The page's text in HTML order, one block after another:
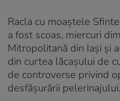
Racla cu moaştele
a fost scoas, miercuri
Mitropolitană din Iaşi şi
din curtea lăcaşului de
de controverse privind
desfăşurării pelerinajului.